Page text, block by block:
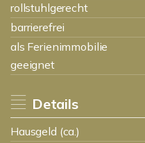
rollstuhlgerecht
barrierefrei
als Ferienimmobilie
geeignet
Details
Hausgeld (ca.)